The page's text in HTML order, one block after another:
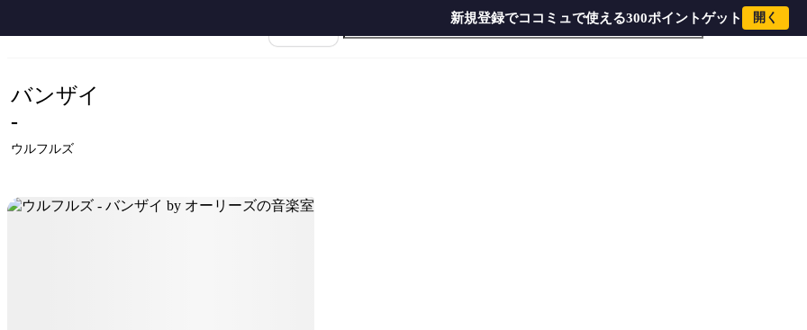
新規登録でココミュで使える300ポイントゲット 開く
バンザイ
-
ウルフルズ